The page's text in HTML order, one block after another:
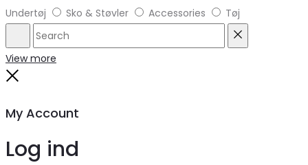
Undertøj
Sko & Støvler Accessories Tøj
Search
View more
My Account
Log ind